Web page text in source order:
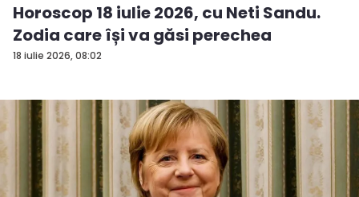
18 iulie 2026, 08:02
Horoscop 18 iulie 2026, cu Neti Sandu.
Zodia care își va găsi perechea